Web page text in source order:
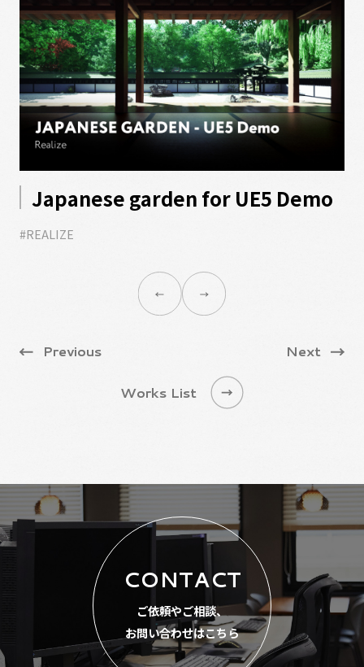
Japanese garden for UE5 Demo
#REALIZE
Previous Next
Works List
CONTACT
ご依頼やご相談、
お問い合わせはこちら